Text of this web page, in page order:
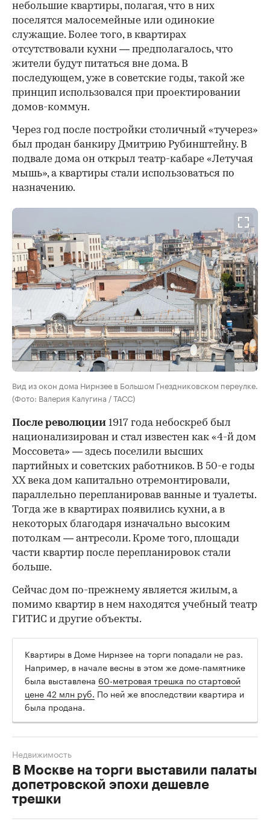
небольшие квартиры, полагая, что в них
поселятся малосемейные или одинокие
служащие. Более того, в квартирах
отсутствовали кухни — предполагалось, что
жители будут питаться вне дома. В
последующем, уже в советские годы, такой же
принцип использовался при проектировании
домов-коммун.
Через год после постройки столичный «тучерез»
был продан банкиру Дмитрию Рубинштейну. В
подвале дома он открыл театр-кабаре «Летучая
мышь», а квартиры стали использоваться по
назначению.
Вид из окон дома Нирнзее в Большом Гнездниковском переулке.
(Фото: Валерия Калугина / ТАСС)
После революции 1917 года небоскреб был
национализирован и стал известен как «4-й дом
Моссовета» — здесь поселили высших
партийных и советских работников. В 50-е годы
ХХ века дом капитально отремонтировали,
параллельно перепланировав ванные и туалеты.
Тогда же в квартирах появились кухни, а в
некоторых благодаря изначально высоким
потолкам — антресоли. Кроме того, площади
части квартир после перепланировок стали
больше.
Сейчас дом по-прежнему является жилым, а
помимо квартир в нем находятся учебный театр
ГИТИС и другие объекты.
Квартиры в Доме Нирнзее на торги попадали не раз.
Например, в начале весны в этом же доме-памятнике
была выставлена 60-метровая трешка по стартовой
цене 42 млн руб. По ней же впоследствии квартира и
была продана.
В Москве на торги выставили палаты
допетровской эпохи дешевле
трешки
Недвижимость